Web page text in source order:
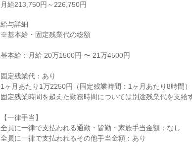
月給213,750円～226,750円
給与詳細
※基本給・固定残業代の総額
基本給：月給 20万1500円 〜 21万4500円
固定残業代：あり
1ヶ月あたり1万2250円（固定残業時間：1ヶ月あたり8時間）
固定残業時間を超えた勤務時間については別途残業代を支給
【一律手当】
全員に一律で支払われる通勤・皆勤・家族手当金額：なし
全員に一律で支払われるその他手当金額：あり